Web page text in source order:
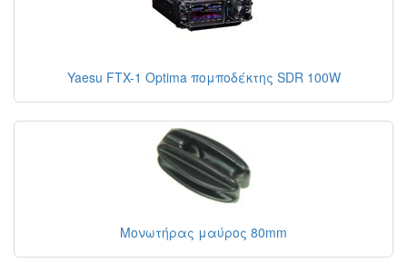
Yaesu FTX-1 Optima πομποδέκτης SDR 100W
Μονωτήρας μαύρος 80mm